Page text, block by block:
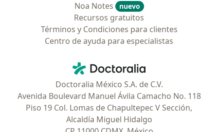
Noa Notes
nuevo
Recursos gratuitos
Términos y Condiciones para clientes
Centro de ayuda para especialistas
Doctoralia - Página de inicio
Doctoralia México S.A. de C.V.
Avenida Boulevard Manuel Ávila Camacho No. 118
Piso 19 Col. Lomas de Chapultepec V Sección,
Alcaldía Miguel Hidalgo